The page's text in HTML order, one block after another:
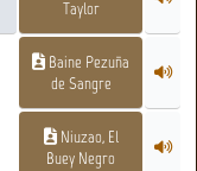
Taylor
Baine Pezuña
de Sangre
Niuzao, El
Buey Negro